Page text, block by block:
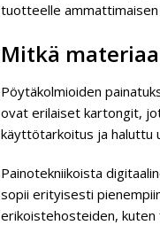
tuotteelle ammattimaisen
Mitkä
Pöytäkolmioiden
ovat erilaiset kartongit,
käyttötarkoitus ja haluttu
Painotekniikoista
sopii erityisesti
erikoistehosteiden, kuten